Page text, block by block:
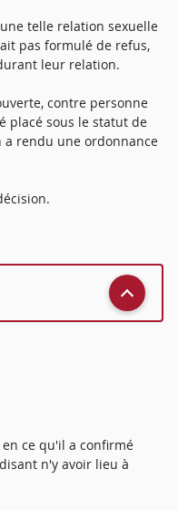
telle relation sexuelle
pas formulé de refus,
leur relation.
contre personne
placé sous le statut de
rendu une ordonnance
ce qu'il a confirmé
n'y avoir lieu à